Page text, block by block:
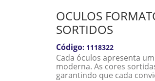
OCULOS
SORTIDOS
: 1118322
Cada óculos apresenta
moderna. As cores
garantindo que cada